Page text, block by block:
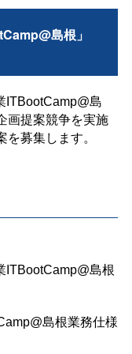
島根」
ITBootCamp@島
画提案競争を実施
募集します。
島根
島根業務仕様